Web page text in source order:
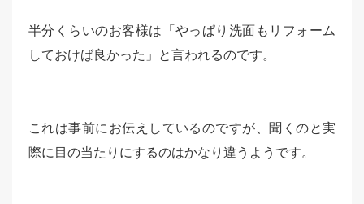
半分くらいのお客様は「やっぱり洗面もリフォーム
しておけば良かった」と言われるのです。
これは事前にお伝えしているのですが、聞くのと実
際に目の当たりにするのはかなり違うようです。